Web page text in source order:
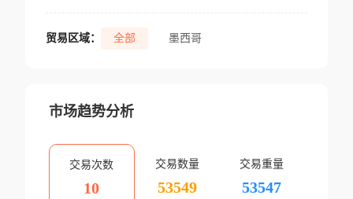
贸易区域： 全部 墨西哥
市场趋势分析
交易次数
10
交易数量
53549
交易重量
53547